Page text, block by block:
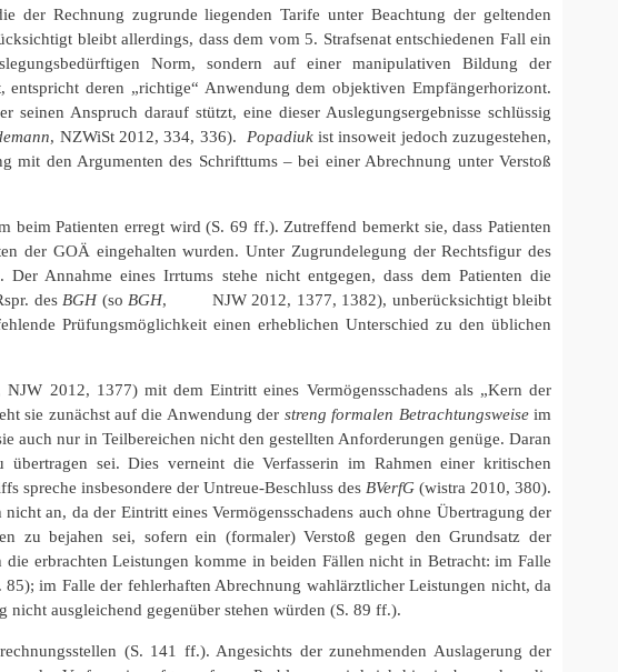
Rechnung zugrunde liegenden Tarife unter Beachtung der geltenden
bleibt allerdings, dass dem vom 5. Strafsenat entschiedenen Fall ein
Norm, sondern auf einer manipulativen Bildung der
deren „richtige“ Anwendung dem objektiven Empfängerhorizont.
Anspruch darauf stützt, eine dieser Auslegungsergebnisse schlüssig
, NZWiSt 2012, 334, 336). Popadiukist insoweit jedoch zuzugestehen,
mit den Argumenten des Schrifttums – bei einer Abrechnung unter Verstoß
Patienten erregt wird (S. 69 ff.). Zutreffend bemerkt sie, dass Patienten
der GOÄ eingehalten wurden. Unter Zugrundelegung der Rechtsfigur des
Annahme eines Irrtums stehe nicht entgegen, dass dem Patienten die
des BGH(so BGH, NJW 2012, 1377, 1382), unberücksichtigt bleibt
Prüfungsmöglichkeit einen erheblichen Unterschied zu den üblichen
NJW 2012, 1377) mit dem Eintritt eines Vermögensschadens als „Kern der
sie zunächst auf die Anwendung der streng formalen Betrachtungsweiseim
auch nur in Teilbereichen nicht den gestellten Anforderungen genüge. Daran
sei. Dies verneint die Verfasserin im Rahmen einer kritischen
spreche insbesondere der Untreue-Beschluss des BVerfG(wistra 2010, 380).
an, da der Eintritt eines Vermögensschadens auch ohne Übertragung der
zu bejahen sei, sofern ein (formaler) Verstoß gegen den Grundsatz der
erbrachten Leistungen komme in beiden Fällen nicht in Betracht: im Falle
im Falle der fehlerhaften Abrechnung wahlärztlicher Leistungen nicht, da
ausgleichend gegenüber stehen würden (S. 89 ff.).
(S. 141 ff.). Angesichts der zunehmenden Auslagerung der